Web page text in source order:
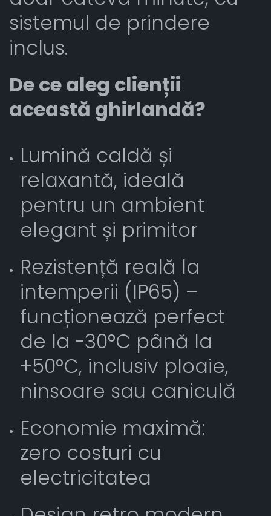
sistemul de prindere
inclus.
De ce aleg clienții
această ghirlandă?
Lumină caldă și
relaxantă, ideală
pentru un ambient
elegant și primitor
Rezistență reală la
intemperii (IP65) –
funcționează perfect
de la -30°C până la
+50°C, inclusiv ploaie,
ninsoare sau caniculă
Economie maximă:
zero costuri cu
electricitatea